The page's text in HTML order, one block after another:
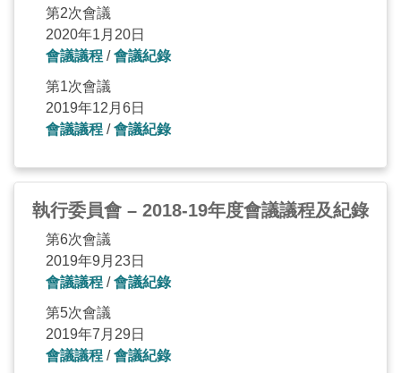
第2次會議
2020年1月20日
會議議程 /會議紀錄
第1次會議
2019年12月6日
會議議程 /會議紀錄
執行委員會 – 2018-19年度會議議程及紀錄
第6次會議
2019年9月23日
會議議程 /會議紀錄
第5次會議
2019年7月29日
會議議程 /會議紀錄